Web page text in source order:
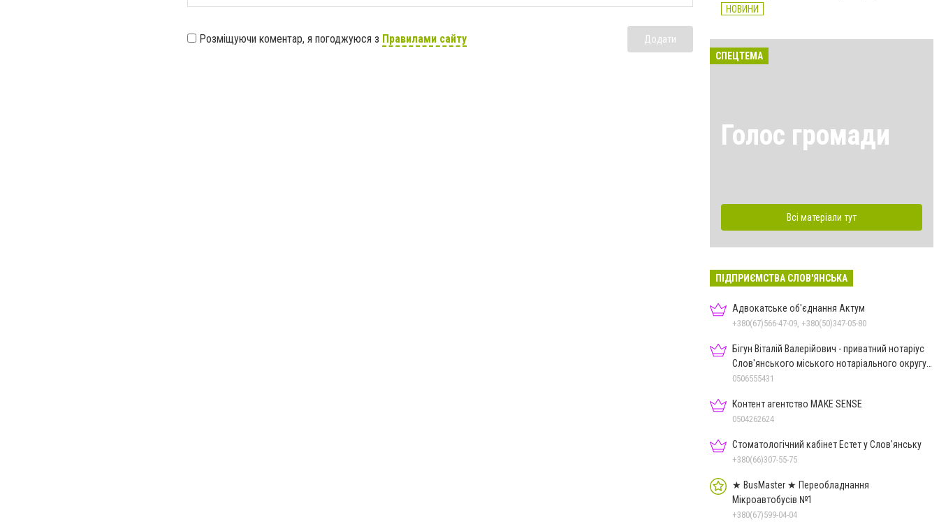
Розміщуючи коментар, я погоджуюся з Правилами сайту Додати
НОВИНИ
СПЕЦТЕМА
Голос громади
Всі матеріали тут
ПІДПРИЄМСТВА СЛОВ'ЯНСЬКА
Адвокатське об'єднання Актум
+380(67)566-47-09, +380(50)347-05-80
Бігун Віталій Валерійович - приватний нотаріус
Слов'янського міського нотаріального округу
Дон.обл.
0506555431
Контент агентство MAKE SENSE
0504262624
Стоматологічний кабінет Естет у Слов'янську
+380(66)307-55-75
★ BusMaster ★ Переобладнання
Мікроавтобусів №1
+380(67)599-04-04